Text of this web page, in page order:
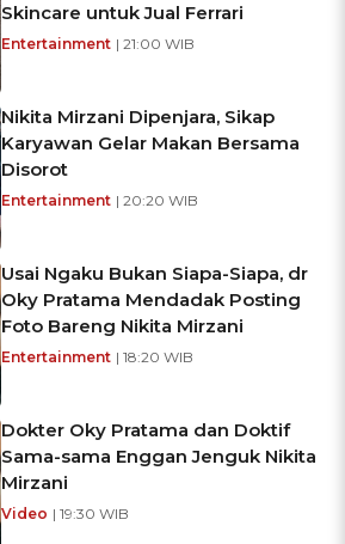
Skincare untuk Jual Ferrari
Entertainment | 21:00 WIB
Nikita Mirzani Dipenjara, Sikap
Karyawan Gelar Makan Bersama
Disorot
Entertainment | 20:20 WIB
Usai Ngaku Bukan Siapa-Siapa, dr
Oky Pratama Mendadak Posting
Foto Bareng Nikita Mirzani
Entertainment | 18:20 WIB
Dokter Oky Pratama dan Doktif
Sama-sama Enggan Jenguk Nikita
Mirzani
Video | 19:30 WIB